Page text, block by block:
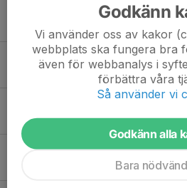
Vecka 23
4 jun 2023 0
28 maj 2023 0
Vecka 21
0
Godkänn
Vi använder oss av kakor
webbplats ska fungera bra
även för webbanalys i
förbättra våra
Så använder vi
Godkänn alla
Bara